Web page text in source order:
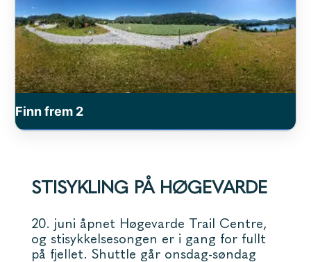
STISYKLING PÅ HØGEVARDE
20. juni åpnet Høgevarde Trail Centre,
og stisykkelsesongen er i gang for fullt
på fjellet. Shuttle går onsdag-søndag